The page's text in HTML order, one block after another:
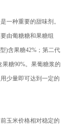
一种重要的甜味剂。
由葡糖糖和果糖组
)含果糖42%；第二代
糖90%。果葡糖浆的
少量即可达到一定的
玉米价格相对稳定的